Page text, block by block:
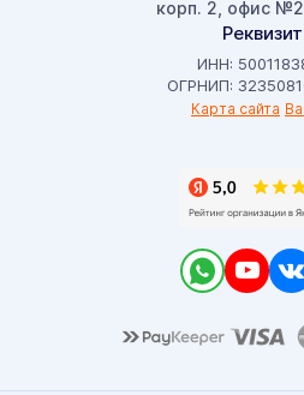
корп. 2, офис
ИНН:
ОГРНИП:
Карта сайта